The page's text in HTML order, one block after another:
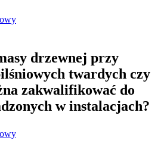
drzewnej przy
twardych czy
zakwalifikować do
w instalacjach?